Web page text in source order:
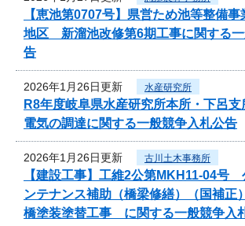
【恵池第0707号】県営ため池等整備
地区 新溜池改修第6期工事に関する
告
2026年1月26日更新 水産研究所
R8年度岐阜県水産研究所本所・下呂支
電気の調達に関する一般競争入札公告
2026年1月26日更新 古川土木事務所
【建設工事】工維2公第MKH11-04
ンテナンス補助（橋梁修繕）（国補正
橋塗装塗替工事 に関する一般競争入